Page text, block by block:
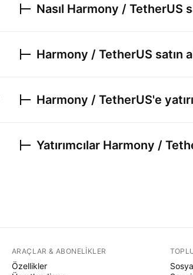
Nasıl Harmony / TetherUS
Harmony / TetherUS satın
Harmony / TetherUS'e
Yatırımcılar Harmony /
ARAÇLAR & ABONELIKLER
Özellikler